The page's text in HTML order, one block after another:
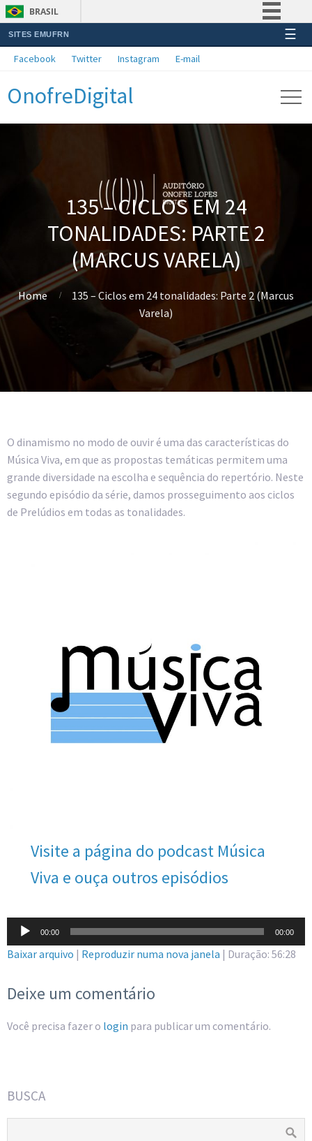
BRASIL
Simplifique!
Acesso à informação
Legislação
Canais
SITES EMUFRN ☰
Facebook Twitter Instagram E-mail
OnofreDigital
135 – CICLOS EM 24
TONALIDADES: PARTE 2
(MARCUS VARELA)
Home
135 – Ciclos em 24 tonalidades: Parte 2 (Marcus
Varela)
O dinamismo no modo de ouvir é uma das características do
Música Viva, em que as propostas temáticas permitem uma
grande diversidade na escolha e sequência do repertório. Neste
segundo episódio da série, damos prosseguimento aos ciclos
de Prelúdios em todas as tonalidades.
Visite a página do podcast Música
Viva e ouça outros episódios
Tocador
de
áudio
00:00 00:00
Baixar arquivo | Reproduzir numa nova janela | Duração: 56:28
Deixe um comentário
Você precisa fazer o login para publicar um comentário.
BUSCA